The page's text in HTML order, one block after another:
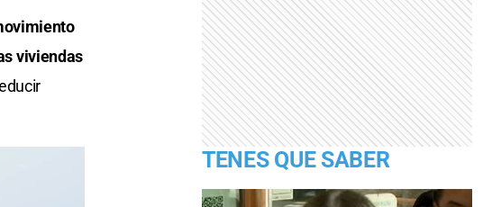
viviendas
TENES QUE SABER